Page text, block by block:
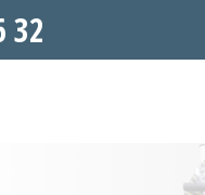
32